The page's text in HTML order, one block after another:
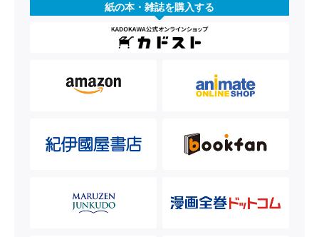
紙の本・雑誌を購入する